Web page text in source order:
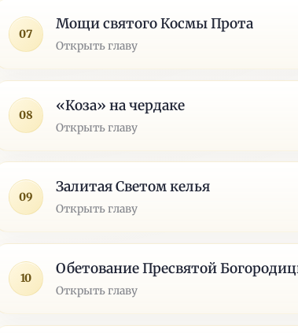
07
Мощи святого Космы Прота
Открыть главу
08
«Коза» на чердаке
Открыть главу
09
Залитая Светом келья
Открыть главу
10
Обетование Пресвятой
Открыть главу